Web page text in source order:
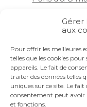
aux
Pour offrir les meilleures
telles que les cookies
appareils. Le fait de
traiter des données telles
uniques sur ce site. Le
consentement peut avoir
et fonctions.
La petite histoire
FaceBook
Twitter